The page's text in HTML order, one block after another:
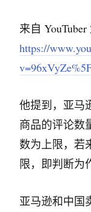
来自
https://
他提到，亚马
商品的评论数
数为上限，若
限，即判断为
亚马逊和中国